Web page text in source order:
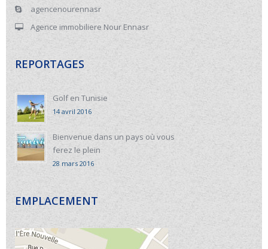
agencenourennasr
Agence immobiliere Nour Ennasr
REPORTAGES
Golf en Tunisie
14 avril 2016
Bienvenue dans un pays où vous
ferez le plein
28 mars 2016
EMPLACEMENT